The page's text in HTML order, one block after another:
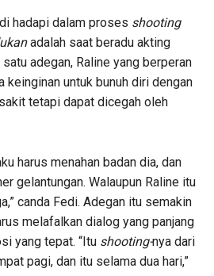
hadapi dalam proses shooting
adalah saat beradu akting
adegan, Raline yang berperan
keinginan untuk bunuh diri dengan
tetapi dapat dicegah oleh
harus menahan badan dia, dan
gelantungan. Walaupun Raline itu
canda Fedi. Adegan itu semakin
melafalkan dialog yang panjang
yang tepat. “Itu shooting-nya dari
pagi, dan itu selama dua hari,”